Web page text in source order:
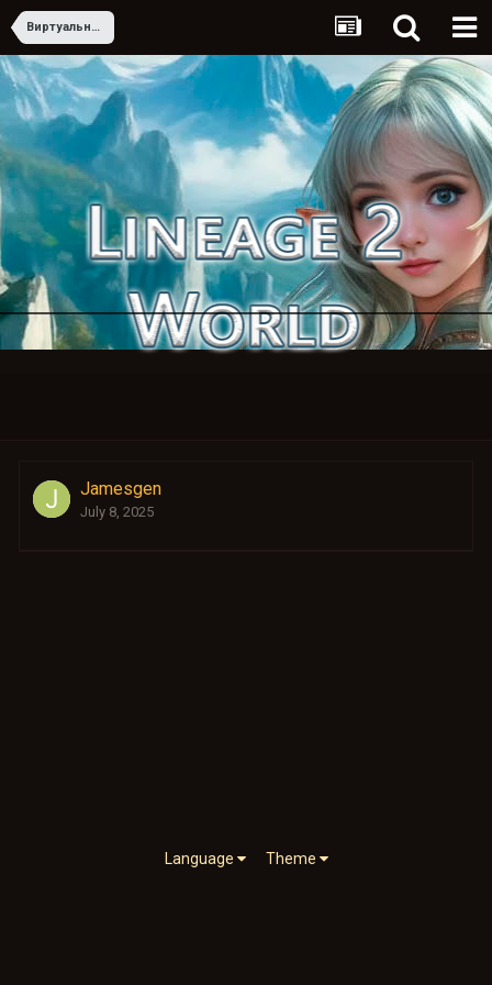
Виртуальная карта и международные сервисы: как избежать блокировок
Jamesgen
July 8, 2025
Language Theme